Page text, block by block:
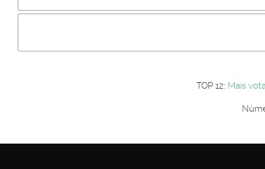
Os
Primeiro autentique-se...
TOP 12: Mais